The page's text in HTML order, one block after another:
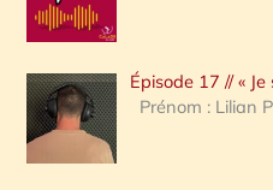
r
c
h
e
Épisode 17 // «
Prénom : Lilian